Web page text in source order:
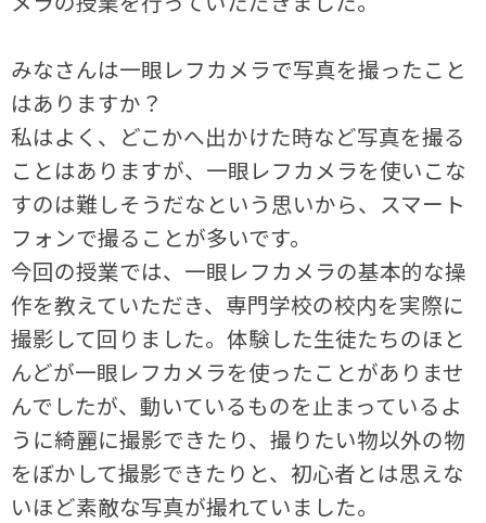
みなさんは一眼レフカメラで写真を撮ったこと
はありますか？
私はよく、どこかへ出かけた時など写真を撮る
ことはありますが、一眼レフカメラを使いこな
すのは難しそうだなという思いから、スマート
フォンで撮ることが多いです。
今回の授業では、一眼レフカメラの基本的な操
作を教えていただき、専門学校の校内を実際に
撮影して回りました。体験した生徒たちのほと
んどが一眼レフカメラを使ったことがありませ
んでしたが、動いているものを止まっているよ
うに綺麗に撮影できたり、撮りたい物以外の物
をぼかして撮影できたりと、初心者とは思えな
いほど素敵な写真が撮れていました。